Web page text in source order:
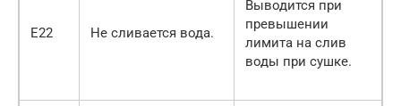
Е22 Не сливается вода.
Выводится при
превышении
лимита на слив
воды при сушке.